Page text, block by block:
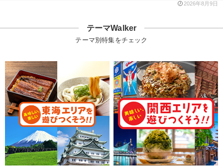
2026年8月9日
テーマWalker
テーマ別特集をチェック